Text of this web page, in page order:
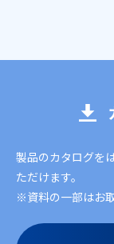
製品のカタログを
ただけます。
※資料の一部はお